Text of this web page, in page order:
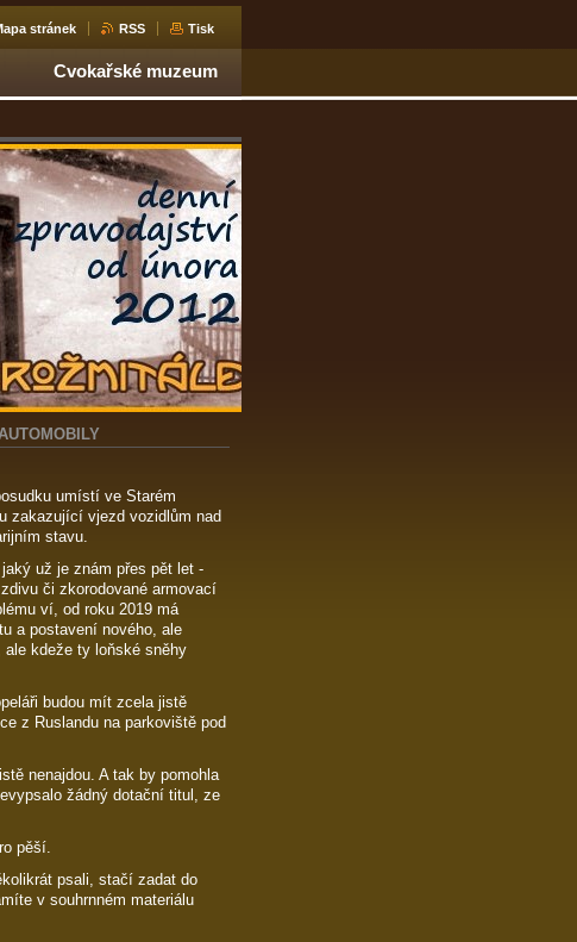
stránek RSS Tisk
Cvokařské muzeum
umístí ve Starém
zakazující vjezd vozidlům nad
stavu.
už je znám přes pět let -
či zkorodované armovací
ví, od roku 2019 má
a postavení nového, ale
kdeže ty loňské sněhy
budou mít zcela jistě
z Ruslandu na parkoviště pod
nenajdou. A tak by pomohla
žádný dotační titul, ze
pěší.
psali, stačí zadat do
v souhrnném materiálu